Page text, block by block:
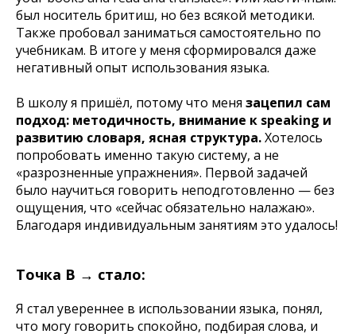
был носитель бритиш, но без всякой методики.
Также пробовал заниматься самостоятельно по
учебникам. В итоге у меня сформировался даже
негативный опыт использования языка.
В школу я пришёл, потому что меня зацепил сам
подход: методичность, внимание к speaking и
развитию словаря, ясная структура.Хотелось
попробовать именно такую систему, а не
«разрозненные упражнения». Первой задачей
было научиться говорить неподготовленно — без
ощущения, что «сейчас обязательно налажаю».
Благодаря индивидуальным занятиям это удалось!
Точка B → стало:
Я стал увереннее в использовании языка, понял,
что могу говорить спокойно, подбирая слова, и